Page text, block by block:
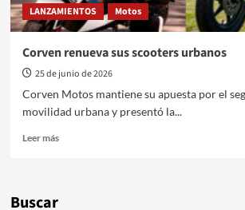
LANZAMIENTOS Motos
Corven renueva sus scooters urbanos
25 de junio de 2026
Corven Motos mantiene su apuesta por el
movilidad urbana y presentó la...
Leer másLeer
Buscar